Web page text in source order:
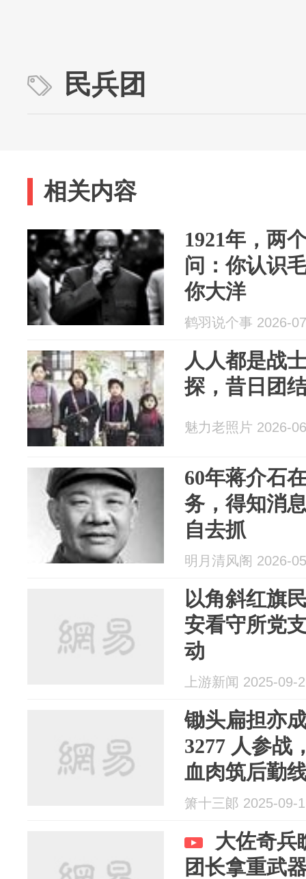
民兵团
相关内容
1921年，两
问：你认识
你大洋
鹤羽说个事 2026-
人人都是战
探，昔日团
魅力老照片 2026-
60年蒋介石
务，得知消
自去抓
明月清风阁 2026-
以角斜红旗
安看守所党
动
上游新闻 2025-09-
锄头扁担亦
3277 人参战
血肉筑后勤
箫十三郞 2025-09-
大佐奇兵
团长拿重武